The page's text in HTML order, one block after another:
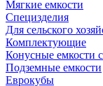
Мягкие емкости
Специзделия
Для сельского
Комплектующие
Конусные
Подземные емкости
Еврокубы